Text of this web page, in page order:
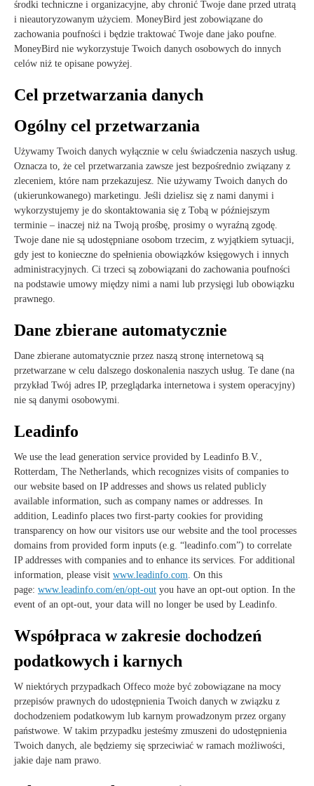
środki techniczne i organizacyjne, aby chronić Twoje dane przed utratą
i nieautoryzowanym użyciem. MoneyBird jest zobowiązane do
zachowania poufności i będzie traktować Twoje dane jako poufne.
MoneyBird nie wykorzystuje Twoich danych osobowych do innych
celów niż te opisane powyżej.
Cel przetwarzania danych
Ogólny cel przetwarzania
Używamy Twoich danych wyłącznie w celu świadczenia naszych usług.
Oznacza to, że cel przetwarzania zawsze jest bezpośrednio związany z
zleceniem, które nam przekazujesz. Nie używamy Twoich danych do
(ukierunkowanego) marketingu. Jeśli dzielisz się z nami danymi i
wykorzystujemy je do skontaktowania się z Tobą w późniejszym
terminie – inaczej niż na Twoją prośbę, prosimy o wyraźną zgodę.
Twoje dane nie są udostępniane osobom trzecim, z wyjątkiem sytuacji,
gdy jest to konieczne do spełnienia obowiązków księgowych i innych
administracyjnych. Ci trzeci są zobowiązani do zachowania poufności
na podstawie umowy między nimi a nami lub przysięgi lub obowiązku
prawnego.
Dane zbierane automatycznie
Dane zbierane automatycznie przez naszą stronę internetową są
przetwarzane w celu dalszego doskonalenia naszych usług. Te dane (na
przykład Twój adres IP, przeglądarka internetowa i system operacyjny)
nie są danymi osobowymi.
Leadinfo
We use the lead generation service provided by Leadinfo B.V.,
Rotterdam, The Netherlands, which recognizes visits of companies to
our website based on IP addresses and shows us related publicly
available information, such as company names or addresses. In
addition, Leadinfo places two first-party cookies for providing
transparency on how our visitors use our website and the tool processes
domains from provided form inputs (e.g. “leadinfo.com”) to correlate
IP addresses with companies and to enhance its services. For additional
information, please visit www.leadinfo.com. On this
page: www.leadinfo.com/en/opt-out you have an opt-out option. In the
event of an opt-out, your data will no longer be used by Leadinfo.
Współpraca w zakresie dochodzeń
podatkowych i karnych
W niektórych przypadkach Offeco może być zobowiązane na mocy
przepisów prawnych do udostępnienia Twoich danych w związku z
dochodzeniem podatkowym lub karnym prowadzonym przez organy
państwowe. W takim przypadku jesteśmy zmuszeni do udostępnienia
Twoich danych, ale będziemy się sprzeciwiać w ramach możliwości,
jakie daje nam prawo.